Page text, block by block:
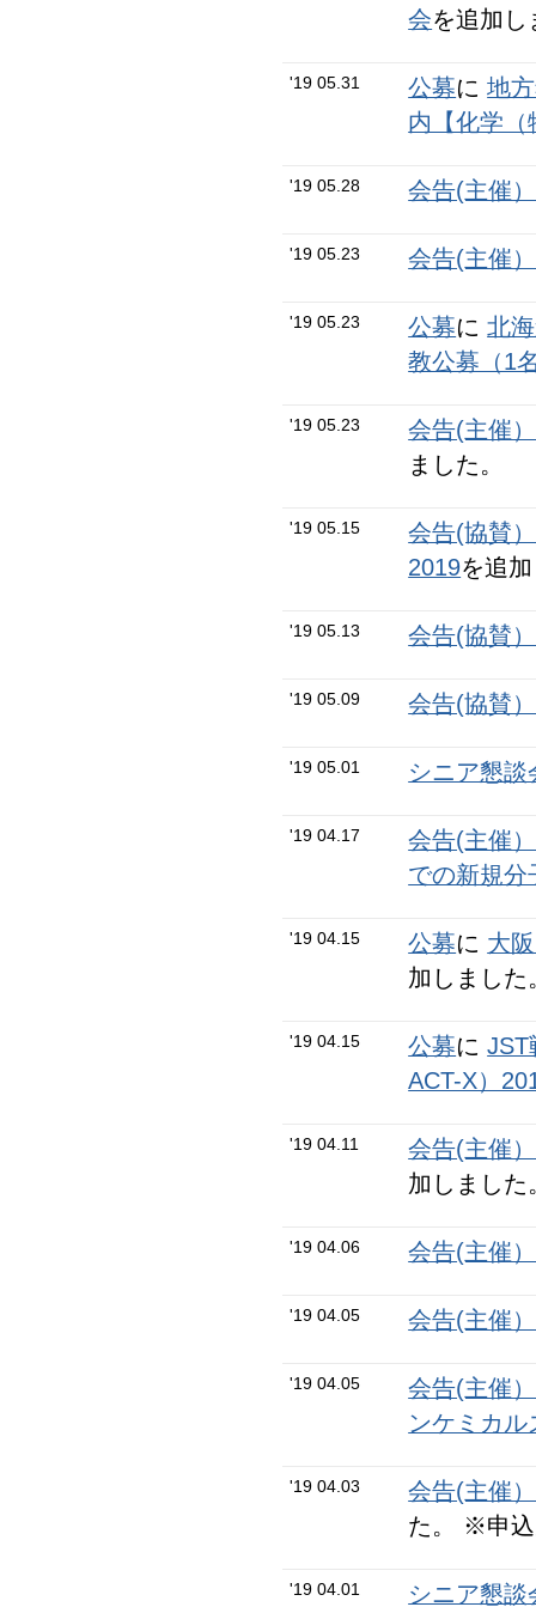
会を追加し
'19 05.31 公募に地
内【化学（
'19 05.28 会告(主催）
'19 05.23 会告(主催）
'19 05.23 公募に北
教公募（1
'19 05.23
会告(主催）
ました。
'19 05.15
会告(協賛）
2019を追
'19 05.13 会告(協賛）
'19 05.09 会告(協賛）
'19 05.01 シニア懇談
'19 04.17
会告(主催）
での新規分
'19 04.15 公募に 大
加しました
'19 04.15 公募にJST
ACT-X）
'19 04.11
会告(主催）
加しました
'19 04.06 会告(主催）
'19 04.05 会告(主催）
'19 04.05
会告(主催）
ンケミカ
'19 04.03
会告(主催）
た。 ※申込
'19 04.01 シニア懇談